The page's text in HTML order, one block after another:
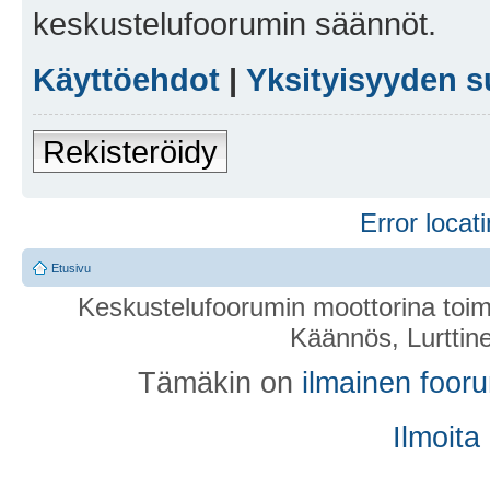
keskustelufoorumin säännöt.
Käyttöehdot | Yksityisyyden
Rekisteröidy
Error
Etusivu
Keskustelufoorumin moottorina
Käännös,
Tämäkin on ilmainen